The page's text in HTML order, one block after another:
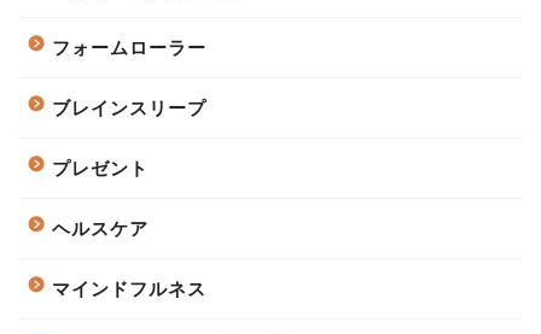
フォームローラー
ブレインスリープ
プレゼント
ヘルスケア
マインドフルネス